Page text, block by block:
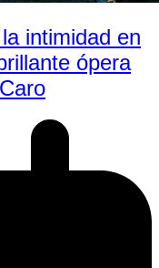
intimidad en
ópera